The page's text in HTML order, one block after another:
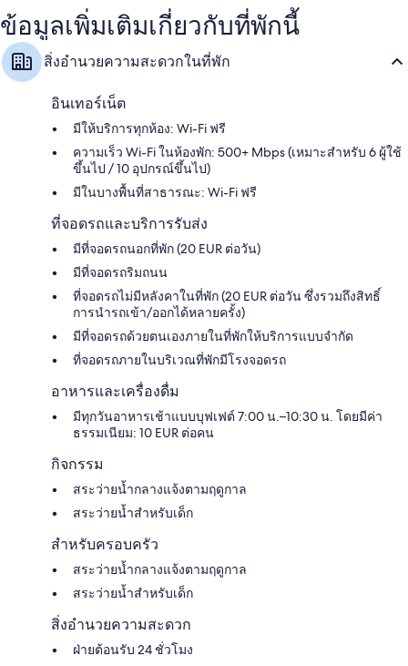
ข้อมูลเพิ่มเติมเกี่ยวกับที่พักนี้
สิ่งอำนวยความสะดวกในที่พัก
อินเทอร์เน็ต
มีให้บริการทุกห้อง: Wi-Fi ฟรี
ความเร็ว Wi-Fi ในห้องพัก: 500+ Mbps (เหมาะสำหรับ 6 ผู้ใช้
ขึ้นไป / 10 อุปกรณ์ขึ้นไป)
มีในบางพื้นที่สาธารณะ: Wi-Fi ฟรี
ที่จอดรถและบริการรับส่ง
มีที่จอดรถนอกที่พัก (20 EUR ต่อวัน)
มีที่จอดรถริมถนน
ที่จอดรถไม่มีหลังคาในที่พัก (20 EUR ต่อวัน ซึ่งรวมถึงสิทธิ์
การนำรถเข้า/ออกได้หลายครั้ง)
มีที่จอดรถด้วยตนเองภายในที่พักให้บริการแบบจำกัด
ที่จอดรถภายในบริเวณที่พักมีโรงจอดรถ
อาหารและเครื่องดื่ม
มีทุกวันอาหารเช้าแบบบุฟเฟต์ 7:00 น.–10:30 น. โดยมีค่า
ธรรมเนียม: 10 EUR ต่อคน
กิจกรรม
สระว่ายน้ำกลางแจ้งตามฤดูกาล
สระว่ายน้ำสำหรับเด็ก
สำหรับครอบครัว
สระว่ายน้ำกลางแจ้งตามฤดูกาล
สระว่ายน้ำสำหรับเด็ก
สิ่งอำนวยความสะดวก
ฝ่ายต้อนรับ 24 ชั่วโมง